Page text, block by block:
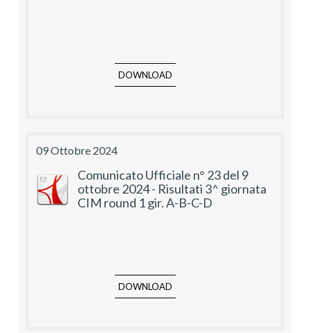
DOWNLOAD
09 Ottobre 2024
Comunicato Ufficiale n° 23 del 9
ottobre 2024 - Risultati 3^ giornata
CIM round 1 gir. A-B-C-D
DOWNLOAD